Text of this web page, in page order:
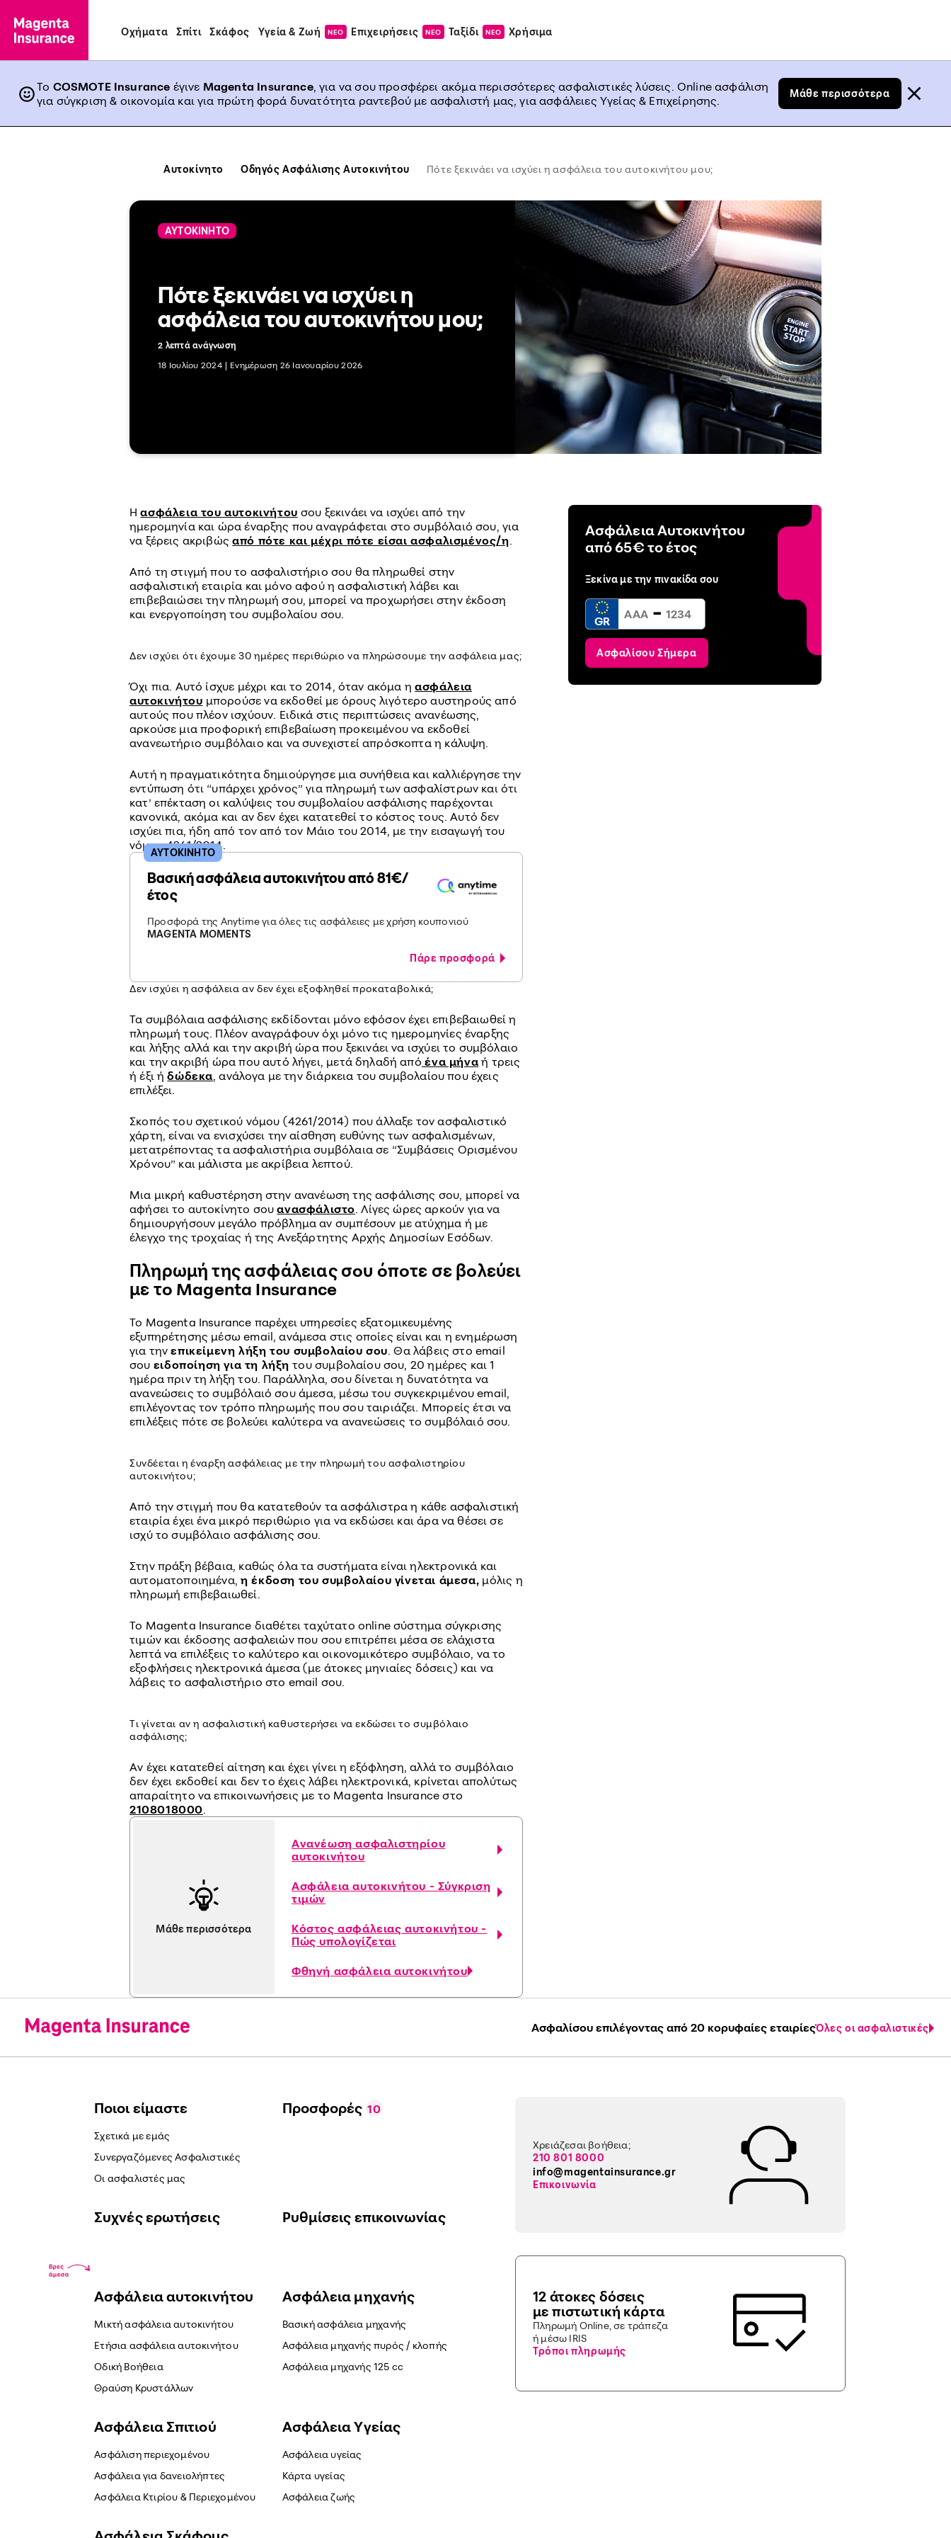
Οχήματα Σπίτι Σκάφος Υγεία & Ζωή ΝΕΟ Επιχειρήσεις ΝΕΟ Ταξίδι ΝΕΟ Χρήσιμα
Το COSMOTE Insurance έγινε Magenta Insurance, για να σου προσφέρει ακόμα περισσότερες ασφαλιστικές λύσεις. Online ασφάλιση
για σύγκριση & οικονομία και για πρώτη φορά δυνατότητα ραντεβού με ασφαλιστή μας, για ασφάλειες Υγείας & Επιχείρησης.
Μάθε περισσότερα
Αυτοκίνητο Οδηγός Ασφάλισης Αυτοκινήτου Πότε ξεκινάει να ισχύει η ασφάλεια του αυτοκινήτου μου;
ΑΥΤΟΚΙΝΗΤΟ
Πότε ξεκινάει να ισχύει η
ασφάλεια του αυτοκινήτου μου;
2 λεπτά ανάγνωση
18 Ιουλίου 2024 | Ενημέρωση 26 Ιανουαρίου 2026
Ηασφάλεια του αυτοκινήτου σου ξεκινάει να ισχύει από την
ημερομηνία και ώρα έναρξης που αναγράφεται στο συμβόλαιό σου, για
να ξέρεις ακριβώςαπό πότε και μέχρι πότε είσαι ασφαλισμένος/η.
Από τη στιγμή που το ασφαλιστήριο σου θα πληρωθεί στην
ασφαλιστική εταιρία και μόνο αφού η ασφαλιστική λάβει και
επιβεβαιώσει την πληρωμή σου, μπορεί να προχωρήσει στην έκδοση
και ενεργοποίηση του συμβολαίου σου.
Δεν ισχύει ότι έχουμε 30 ημέρες περιθώριο να πληρώσουμε την ασφάλεια μας;
Όχι πια. Αυτό ίσχυε μέχρι και το 2014, όταν ακόμα ηασφάλεια
αυτοκινήτου μπορούσε να εκδοθεί με όρους λιγότερο αυστηρούς από
αυτούς που πλέον ισχύουν. Ειδικά στις περιπτώσεις ανανέωσης,
αρκούσε μια προφορική επιβεβαίωση προκειμένου να εκδοθεί
ανανεωτήριο συμβόλαιο και να συνεχιστεί απρόσκοπτα η κάλυψη.
Αυτή η πραγματικότητα δημιούργησε μια συνήθεια και καλλιέργησε την
εντύπωση ότι “υπάρχει χρόνος” για πληρωμή των ασφαλίστρων και ότι
κατ’ επέκταση οι καλύψεις του συμβολαίου ασφάλισης παρέχονται
κανονικά, ακόμα και αν δεν έχει κατατεθεί το κόστος τους. Αυτό δεν
ισχύει πια, ήδη από τον από τον Μάιο του 2014, με την εισαγωγή του
νόμου 4261/2014.
Βασική ασφάλεια αυτοκινήτου από 81€/
έτος
Προσφορά της Anytime για όλες τις ασφάλειες με χρήση κουπονιού
MAGENTA MOMENTS
Πάρε προσφορά
ΑΥΤΟΚΙΝΗΤΟ
Δεν ισχύει η ασφάλεια αν δεν έχει εξοφληθεί προκαταβολικά;
Τα συμβόλαια ασφάλισης εκδίδονται μόνο εφόσον έχει επιβεβαιωθεί η
πληρωμή τους. Πλέον αναγράφουν όχι μόνο τις ημερομηνίες έναρξης
και λήξης αλλά και την ακριβή ώρα που ξεκινάει να ισχύει το συμβόλαιο
και την ακριβή ώρα που αυτό λήγει, μετά δηλαδή από ένα μήναή τρεις
ή έξι ήδώδεκα, ανάλογα με την διάρκεια του συμβολαίου που έχεις
επιλέξει.
Σκοπός του σχετικού νόμου (4261/2014) που άλλαξε τον ασφαλιστικό
χάρτη, είναι να ενισχύσει την αίσθηση ευθύνης των ασφαλισμένων,
μετατρέποντας τα ασφαλιστήρια συμβόλαια σε “Συμβάσεις Ορισμένου
Χρόνου” και μάλιστα με ακρίβεια λεπτού.
Μια μικρή καθυστέρηση στην ανανέωση της ασφάλισης σου, μπορεί να
αφήσει το αυτοκίνητο σουανασφάλιστο. Λίγες ώρες αρκούν για να
δημιουργήσουν μεγάλο πρόβλημα αν συμπέσουν με ατύχημα ή με
έλεγχο της τροχαίας ή της Ανεξάρτητης Αρχής Δημοσίων Εσόδων.
Πληρωμή της ασφάλειας σου όποτε σε βολεύει
με το Magenta Insurance
Το Magenta Insurance παρέχει υπηρεσίες εξατομικευμένης
εξυπηρέτησης μέσω email, ανάμεσα στις οποίες είναι και η ενημέρωση
για τηνεπικείμενη λήξη του συμβολαίου σου. Θα λάβεις στο email
σου ειδοποίηση για τη λήξη του συμβολαίου σου, 20 ημέρες και 1
ημέρα πριν τη λήξη του. Παράλληλα, σου δίνεται η δυνατότητα να
ανανεώσεις το συμβόλαιό σου άμεσα, μέσω του συγκεκριμένου email,
επιλέγοντας τον τρόπο πληρωμής που σου ταιριάζει. Μπορείς έτσι να
επιλέξεις πότε σε βολεύει καλύτερα να ανανεώσεις το συμβόλαιό σου.
Συνδέεται η έναρξη ασφάλειας με την πληρωμή του ασφαλιστηρίου
αυτοκινήτου;
Από την στιγμή που θα κατατεθούν τα ασφάλιστρα η κάθε ασφαλιστική
εταιρία έχει ένα μικρό περιθώριο για να εκδώσει και άρα να θέσει σε
ισχύ το συμβόλαιο ασφάλισης σου.
Στην πράξη βέβαια, καθώς όλα τα συστήματα είναι ηλεκτρονικά και
αυτοματοποιημένα,η έκδοση του συμβολαίου γίνεται άμεσα, μόλις η
πληρωμή επιβεβαιωθεί.
Το Magenta Insurance διαθέτει ταχύτατο online σύστημα σύγκρισης
τιμών και έκδοσης ασφαλειών που σου επιτρέπει μέσα σε ελάχιστα
λεπτά να επιλέξεις το καλύτερο και οικονομικότερο συμβόλαιο, να το
εξοφλήσεις ηλεκτρονικά άμεσα (με άτοκες μηνιαίες δόσεις) και να
λάβεις το ασφαλιστήριο στο email σου.
Τι γίνεται αν η ασφαλιστική καθυστερήσει να εκδώσει το συμβόλαιο
ασφάλισης;
Αν έχει κατατεθεί αίτηση και έχει γίνει η εξόφληση, αλλά το συμβόλαιο
δεν έχει εκδοθεί και δεν το έχεις λάβει ηλεκτρονικά, κρίνεται απολύτως
απαραίτητο να επικοινωνήσεις με το Magenta Insurance στο
2108018000.
Μάθε περισσότερα
Ανανέωση ασφαλιστηρίου
αυτοκινήτου
Ασφάλεια αυτοκινήτου - Σύγκριση
τιμών
Κόστος ασφάλειας αυτοκινήτου -
Πώς υπολογίζεται
Φθηνή ασφάλεια αυτοκινήτου
Ασφάλεια Αυτοκινήτου
από 65€ το έτος
Ξεκίνα με την πινακίδα σου
GR -
Ασφαλίσου Σήμερα
Ασφαλίσου επιλέγοντας από 20 κορυφαίες εταιρίεςΌλες οι ασφαλιστικές
Ποιοι είμαστε
Σχετικά με εμάς
Συνεργαζόμενες Ασφαλιστικές
Οι ασφαλιστές μας
Προσφορές 10
Συχνές ερωτήσεις Ρυθμίσεις επικοινωνίας
Ασφάλεια αυτοκινήτου
Μικτή ασφάλεια αυτοκινήτου
Ετήσια ασφάλεια αυτοκινήτου
Οδική Βοήθεια
Θραύση Κρυστάλλων
Ασφάλεια μηχανής
Βασική ασφάλεια μηχανής
Ασφάλεια μηχανής πυρός / κλοπής
Ασφάλεια μηχανής 125 cc
Ασφάλεια Σπιτιού
Ασφάλιση περιεχομένου
Ασφάλεια για δανειολήπτες
Ασφάλεια Κτιρίου & Περιεχομένου
Ασφάλεια Yγείας
Ασφάλεια υγείας
Κάρτα υγείας
Ασφάλεια ζωής
Χρειάζεσαι βοήθεια;
210 801 8000
info@magentainsurance.gr
Επικοινωνία
12 άτοκες δόσεις
με πιστωτική κάρτα
Πληρωμή Online, σε τράπεζα
ή μέσω IRIS
Τρόποι πληρωμής